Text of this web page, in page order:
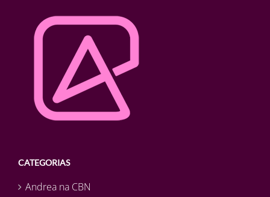
CATEGORIAS
Andrea na CBN